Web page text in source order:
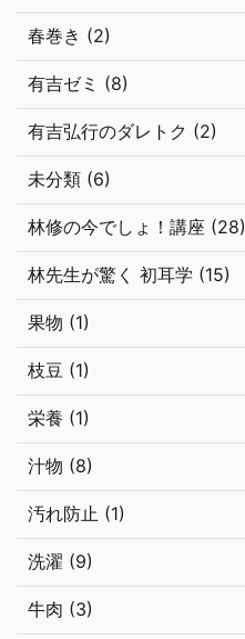
春巻き (2)
有吉ゼミ (8)
有吉弘行のダレトク (2)
未分類 (6)
林修の今でしょ！講座 (28)
林先生が驚く 初耳学 (15)
果物 (1)
枝豆 (1)
栄養 (1)
汁物 (8)
汚れ防止 (1)
洗濯 (9)
牛肉 (3)